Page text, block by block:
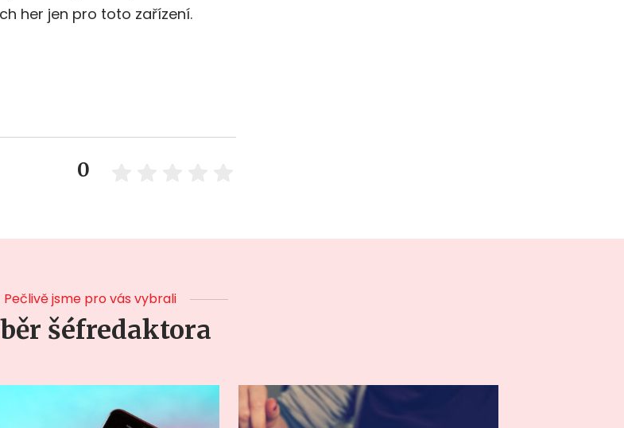
her jen pro toto zařízení.
0
Pečlivě jsme pro vás vybrali
šéfredaktora